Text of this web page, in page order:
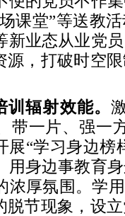
课堂”等送教
新业态从业党
源，打破时空
辐射效能。
带一片、强一
展“学习身边榜
用身边事教育
浓厚氛围。学
脱节现象，设